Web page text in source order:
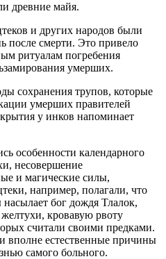
древние майя.
и других народов были
после смерти. Это привело
ритуалам погребения
умерших.
сохранения трупов, которые
умерших правителей
у инков напоминает
особенности календарного
несовершение
и магические силы,
например, полагали, что
бог дождя Тлалок,
кровавую рвоту
считали своими предками.
вполне естественные причины
самого больного.